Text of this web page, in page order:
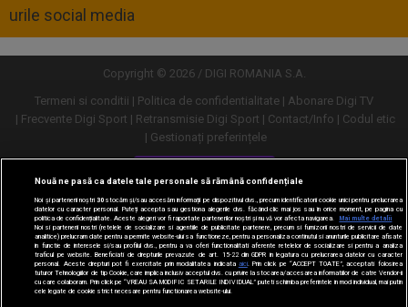
urile social media
Copyright © 2026 / DIGI ROMANIA S.A.
Termeni si conditii
Politica de confidentialitate
Abonare Digi TV
Frecvente Digi Sport
Retransmisie Digi Sport Contact/Info
Codul etic
Gestionați preferințele
Versiune desktop
Nouă ne pasă ca datele tale personale să rămână confidențiale
Noi și partenerii noștri30stocăm și/sau accesăm informații pe dispozitivul dvs., precum identificatorii cookie unici pentru prelucrarea
datelor cu caracter personal. Puteți accepta sau gestiona alegerile dvs. făcând clic mai jos sau în orice moment, pe pagina cu
politica de confidențialitate. Aceste alegeri vor fi raportate partenerilor noștri și nu vă vor afecta navigarea.
Mai multe detalii
Noi si partenerii nostri (retelele de socializare si agentiile de publicitate partenere, precum si furnizorii nostri de servicii de date
analitice) prelucram date pentru a permite website-ului sa functioneze, pentru a personaliza continutul si anunturile publicitare afisate
in functie de interesele si/sau profilul dvs., pentru a va oferi functionalitati aferente retelelor de socializare si pentru a analiza
traficul pe website. Beneficiati de drepturile prevazute de art. 15-22 din GDPR in legatura cu prelucrarea datelor cu caracter
personal. Aceste drepturi pot fi exercitate prin modalitatea indicata aici. Prin click pe “ACCEPT TOATE”, acceptati folosirea
tuturor Tehnologiilor de tip Cookie, care implica inclusiv acceptul dvs. cu privire la stocarea/accesarea informatiilor de catre Vendor-ii
cu care colaboram. Prin click pe “VREAU SA MODIFIC SETARILE INDIVIDUAL” puteti schimba preferintele in mod individual, mai putin
cele legate de cookie strict necesare pentru functionarea website-ului.